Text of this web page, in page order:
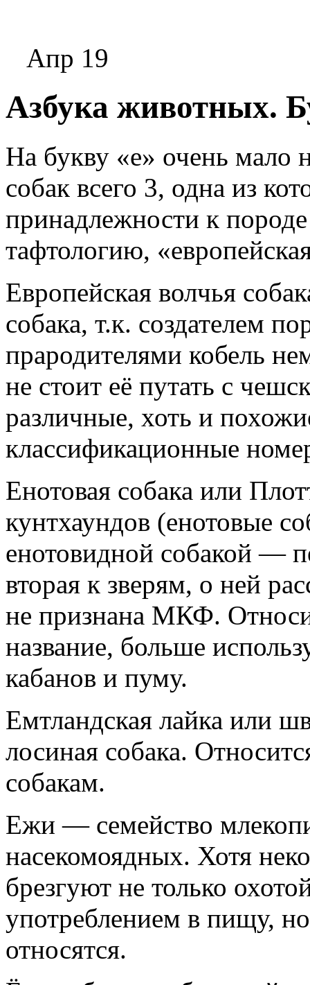
Апр 19
Азбука животных.
На букву «е» очень мало
собак всего 3, одна из
принадлежности к
тафтологию,
Европейская волчья
собака, т.к. создателем
прародителями кобель
не стоит её путать с
различные, хоть и
классификационные
Енотовая собака или
кунтхаундов (енотовые
енотовидной собакой —
вторая к зверям, о ней
не признана МКФ.
название, больше
кабанов и пуму.
Емтландская лайка или
лосиная собака.
собакам.
Ежи — семейство
насекомоядных. Хотя
брезгуют не только
употреблением в пищу,
относятся.